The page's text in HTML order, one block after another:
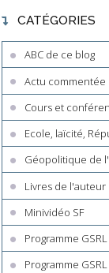
CATÉGORIES
ABC de ce blog
Actu commentée
Cours et
Ecole, laïcité,
Géopolitique de
Livres de l'auteur
Minividéo SF
Programme
Programme